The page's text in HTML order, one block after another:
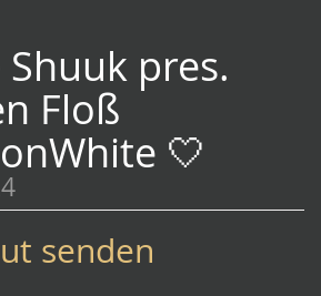
pres.
Floß
🤍
senden